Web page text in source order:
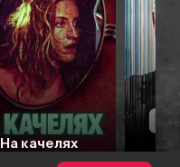
На качелях